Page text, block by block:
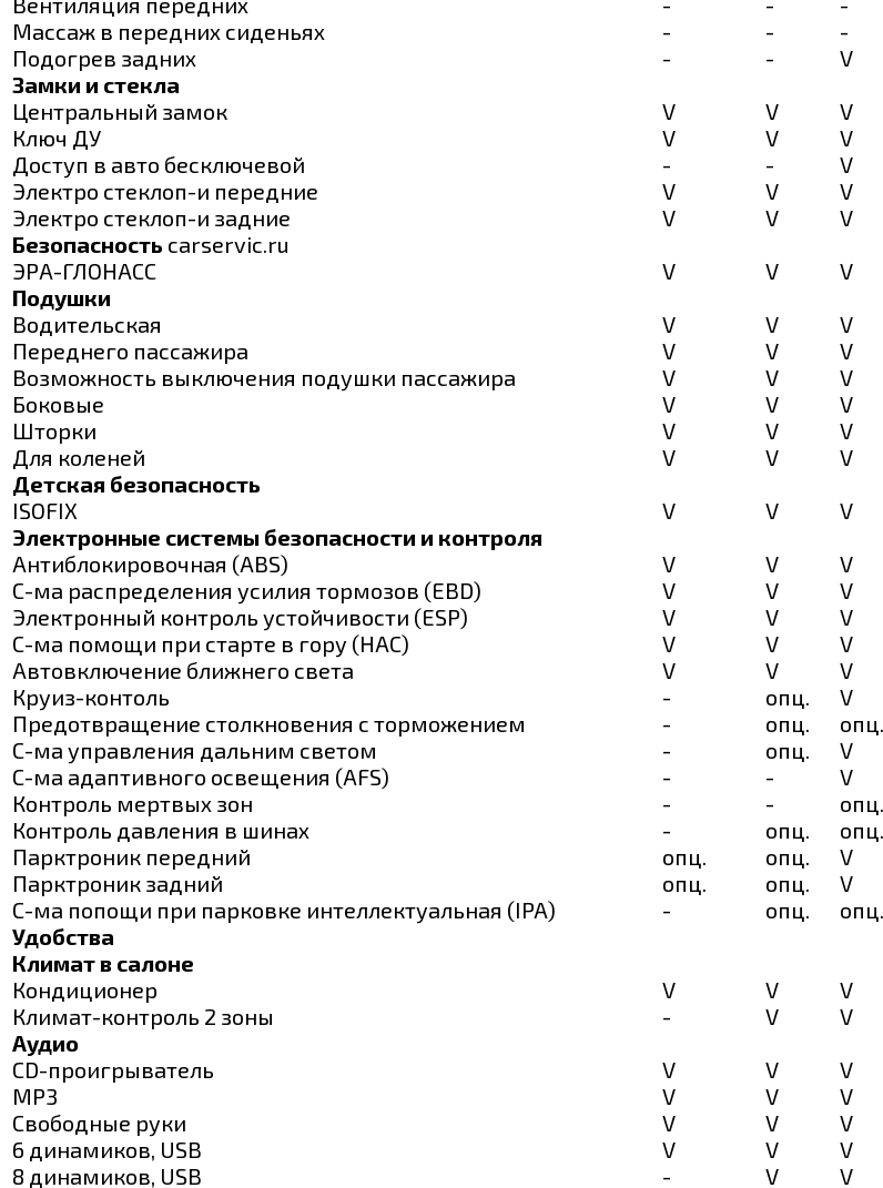
Массаж в передних сиденьях
- - -
Подогрев задних
- - V
Замки и стекла
Центральный замок
V V V
Ключ ДУ
V V V
Доступ в авто бесключевой
- - V
Электро стеклоп-и передние
V V V
Электро стеклоп-и задние
V V V
Безопасность carservic.ru
ЭРА-ГЛОНАСС
V V V
Подушки
Водительская
V V V
Переднего пассажира
V V V
Возможность выключения подушки пассажира
V V V
Боковые
V V V
Шторки
V V V
Для коленей
V V V
Детская безопасность
ISOFIX
V V V
Электронные системы безопасности и контроля
Антиблокировочная (ABS)
V V V
С-ма распределения усилия тормозов (EBD)
V V V
Электронный контроль устойчивости (ESP)
V V V
С-ма помощи при старте в гору (HAC)
V V V
Автовключение ближнего света
V V V
Круиз-контоль
- опц. V
Предотвращение столкновения с торможением
- опц. опц.
С-ма управления дальним светом
- опц. V
С-ма адаптивного освещения (AFS)
- - V
Контроль мертвых зон
- - опц.
Контроль давления в шинах
- опц. опц.
Парктроник передний
опц. опц. V
Парктроник задний
опц. опц. V
С-ма попощи при парковке интеллектуальная (IPA)
- опц. опц.
Удобства
Климат в салоне
Кондиционер
V V V
Климат-контроль 2 зоны
- V V
Аудио
CD-проигрыватель
V V V
МР3
V V V
Свободные руки
V V V
6 динамиков, USB
V V V
8 динамиков, USB
- V V